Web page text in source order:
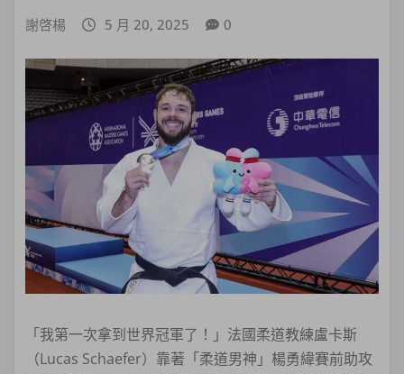
謝啓楊 5 月 20, 2025 0
「我第一次拿到世界冠軍了！」法國柔道教練盧卡斯
（Lucas Schaefer）靠著「柔道男神」楊勇緯賽前助攻